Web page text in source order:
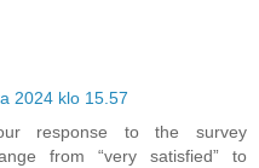
2024 klo 15.57
response to the survey
from “very satisfied” to